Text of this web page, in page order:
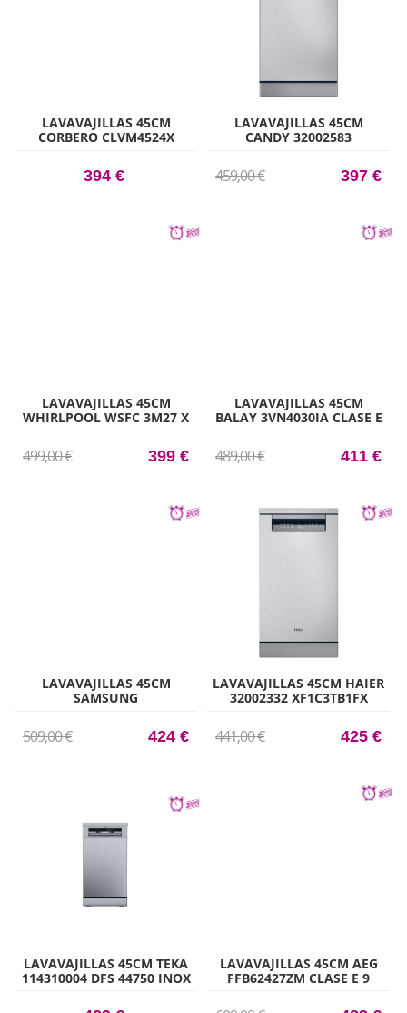
LAVAVAJILLAS 45CM
CORBERO CLVM4524X
PROGRAMAS INOX
394 €
LAVAVAJILLAS 45CM
CANDY 32002583
CUBIERTOS INOX
459,00 € 397 €
LAVAVAJILLAS 45CM
WHIRLPOOL WSFC 3M27 X
PROGRAMAS INOX
499,00 € 399 €
LAVAVAJILLAS 45CM
BALAY 3VN4030IA CLASE E
489,00 € 411 €
LAVAVAJILLAS 45CM
SAMSUNG
APERTURA AUTOMÁTICA
CLASE E 10 CUBIERTOS 6
509,00 € 424 €
LAVAVAJILLAS 45CM HAIER
32002332 XF1C3TB1FX
441,00 € 425 €
LAVAVAJILLAS 45CM TEKA
114310004 DFS 44750 INOX
PROGRAMAS INOX
LAVAVAJILLAS 45CM AEG
FFB62427ZM CLASE E 9